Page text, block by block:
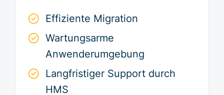
Effiziente Migration
Wartungsarme
Anwenderumgebung
Langfristiger Support durch
HMS